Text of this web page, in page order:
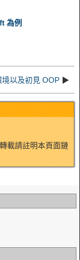
o
t
為例
以及初見 OOP ▶
載請註明本頁面鏈